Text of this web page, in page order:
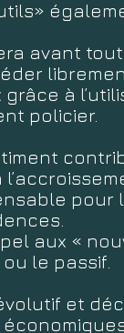
avant
à
policier.
pour
aux «
le passif.
et